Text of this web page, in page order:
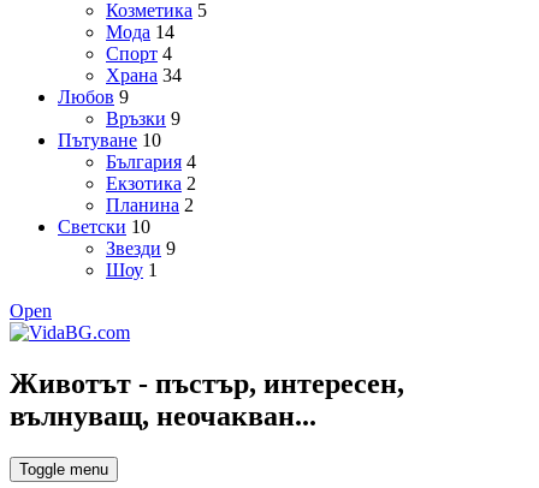
Козметика 5
Мода 14
Спорт 4
Храна 34
Любов 9
Връзки 9
Пътуване 10
България 4
Екзотика 2
Планина 2
Светски 10
Звезди 9
Шоу 1
Open
Животът - пъстър, интересен,
вълнуващ, неочакван...
Toggle menu